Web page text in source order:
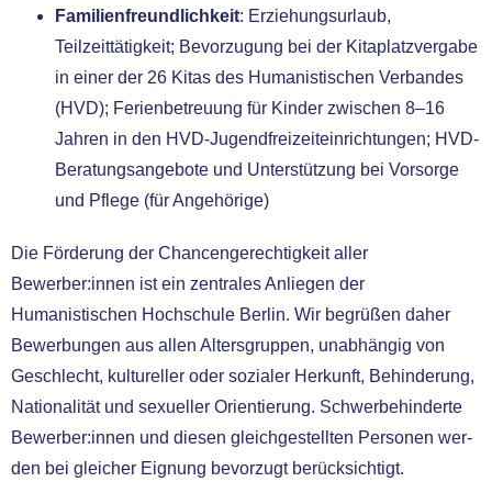
Familienfreundlichkeit: Erziehungsurlaub,
Teilzeittätigkeit; Bevorzugung bei der Kitaplatzvergabe
in einer der 26 Kitas des Humanistischen Verbandes
(HVD); Ferienbetreuung für Kinder zwi­schen 8–16
Jahren in den HVD-Jugendfreizeiteinrichtungen; HVD-
Beratungsangebote und Unterstützung bei Vorsorge
und Pflege (für Angehörige)
Die Förderung der Chancengerechtigkeit aller
Bewerber:innen ist ein zen­tra­les Anliegen der
Humanistischen Hochschule Berlin. Wir begrü­ßen daher
Bewerbungen aus allen Altersgruppen, unab­hän­gig von
Geschlecht, kul­tu­rel­ler oder sozia­ler Herkunft, Behinderung,
Nationalität und sexu­el­ler Orientierung. Schwerbehinderte
Bewerber:innen und die­sen gleich­ge­stell­ten Personen wer­
den bei glei­cher Eignung bevor­zugt berück­sich­tigt.